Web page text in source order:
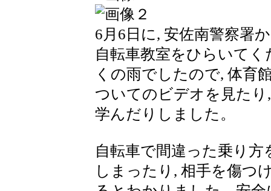
6月6日に, 安佐南警察署
自転車教室をひらいて
くの雨でしたので, 体育
ついてのビデオを見た
学んだりしました。
自転車で間違った乗り
しまったり, 相手を傷つ